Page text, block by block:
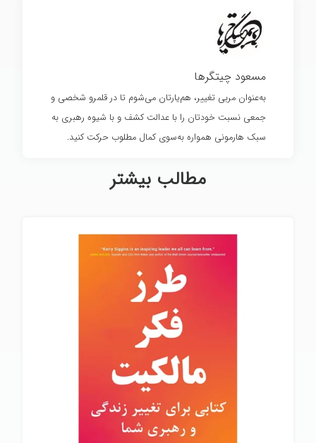
مسعود چیتگرها
به‌عنوان مربی تغییر، هم‌یارتان می‌شوم تا در قلمرو شخصی و
جمعی نسبت خودتان را با عدالت کشف و با شیوه رهبری به
سبک هارمونی همواره به‌سوی کمال مطلوب حرکت کنید.
مطالب بیشتر